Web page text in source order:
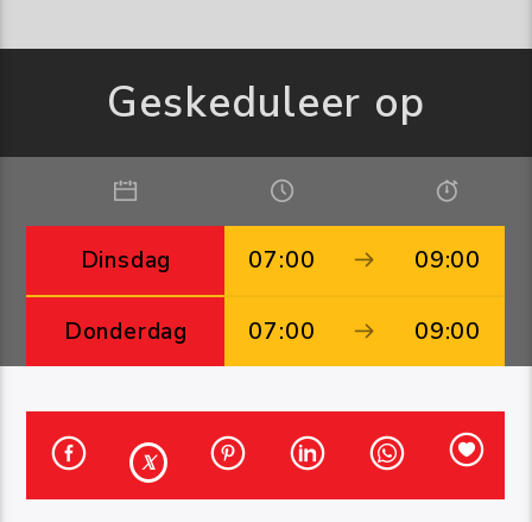
Geskeduleer op
Dinsdag 07:00 09:00
Donderdag 07:00 09:00